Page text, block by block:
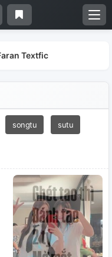
Textfic
songtu sutu